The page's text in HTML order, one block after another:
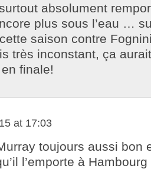
absolument
plus sous l’eau …
saison contre
très inconstant, ça
finale!
at 17:03
toujours aussi bon
l’emporte à